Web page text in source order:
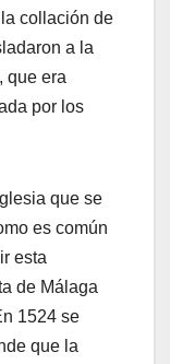
collación de
a la
que era
por los
que se
es común
esta
de Málaga
1524 se
que la